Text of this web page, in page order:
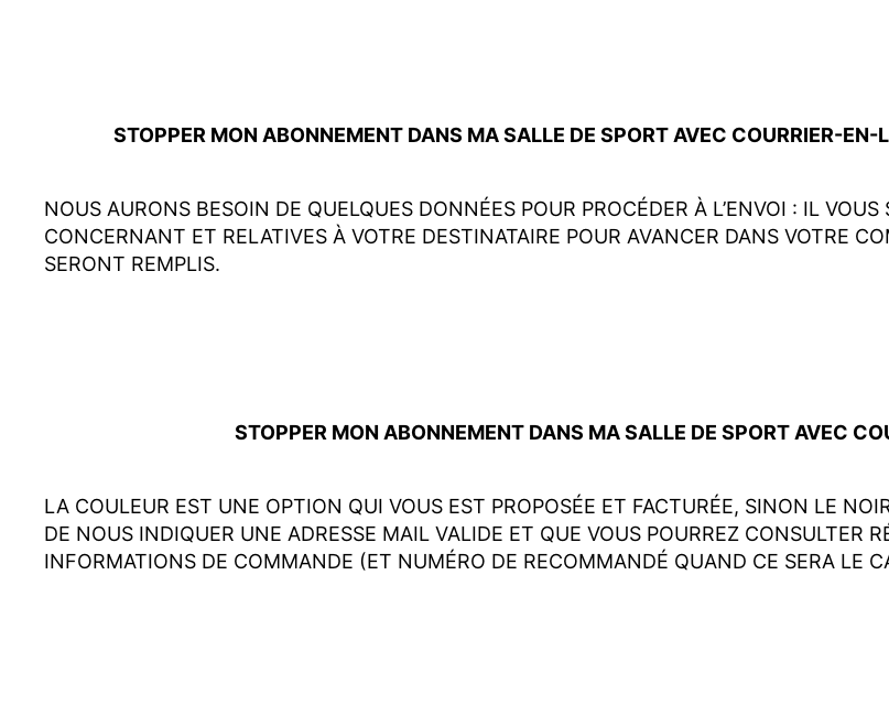
STOPPER MON ABONNEMENT DANS MA SALLE DE SPORT AVEC COURRIER-EN-
NOUS AURONS BESOIN DE QUELQUES DONNÉES POUR PROCÉDER À L’ENVOI : IL
CONCERNANT ET RELATIVES À VOTRE DESTINATAIRE POUR AVANCER DANS VOTRE
SERONT REMPLIS.
STOPPER MON ABONNEMENT DANS MA SALLE DE SPORT AVEC
LA COULEUR EST UNE OPTION QUI VOUS EST PROPOSÉE ET FACTURÉE, SINON LE
DE NOUS INDIQUER UNE ADRESSE MAIL VALIDE ET QUE VOUS POURREZ CONSULTER
INFORMATIONS DE COMMANDE (ET NUMÉRO DE RECOMMANDÉ QUAND CE SERA LE